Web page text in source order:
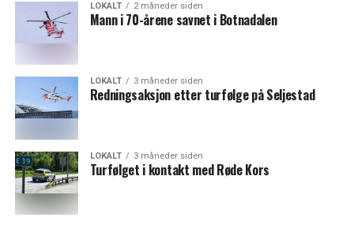
LOKALT 2 måneder siden
Mann i 70-årene savnet i Botnadalen
LOKALT 3 måneder siden
Redningsaksjon etter turfølge på Seljestad
LOKALT 3 måneder siden
Turfølget i kontakt med Røde Kors